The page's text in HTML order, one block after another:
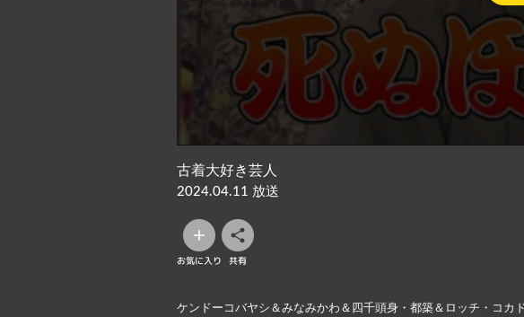
古着大好き芸人
2024.04.11 放送
お気に入り 共有
ケンドーコバヤシ＆みなみかわ＆四千頭身・都築＆ロッチ・コカ